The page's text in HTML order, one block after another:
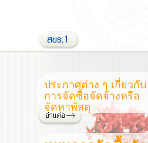
ประกาศต่าง ๆ เกี่ยวกับ
การจัดซื้อจัดจ้างหรือ
จัดหาพัสดุ